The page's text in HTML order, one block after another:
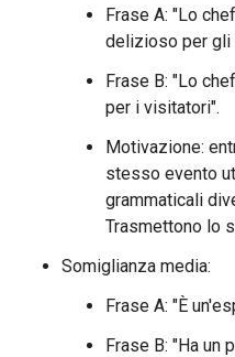
Frase A: "Lo
delizioso per gli
Frase B: "Lo
per i visitatori".
Motivazione:
stesso evento
grammaticali
Trasmettono lo
Somiglianza media:
Frase A: "È
Frase B: "Ha un